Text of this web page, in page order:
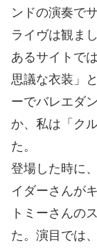
ンドの演奏で
ライヴは観まし
あるサイトで
思議な衣装」
ーでバレエダ
か、私は「ク
た。
登場した時に
イダーさんが
トミーさんの
た。演目では